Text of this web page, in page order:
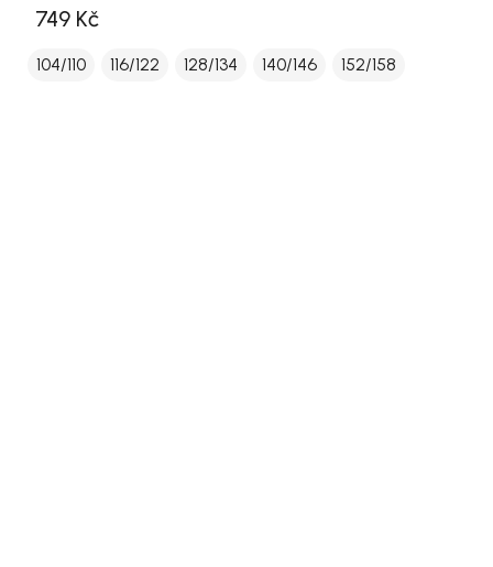
749 Kč
104/110 116/122 128/134 140/146 152/158